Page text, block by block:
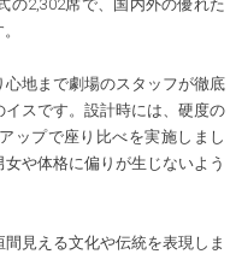
の2,302席で、国内外の優れた
地まで劇場のスタッフが徹底
スです。設計時には、硬度の
ップで座り比べを実施しまし
や体格に偏りが生じないよう
見える文化や伝統を表現しま